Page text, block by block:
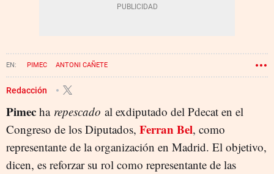
PIMEC ANTONI CAÑETE
Redacción
Pimec ha repescado al exdiputado del Pdecat en el
Congreso de los Diputados, Ferran Bel, como
representante de la organización en Madrid. El objetivo,
dicen, es reforzar su rol como representante de las